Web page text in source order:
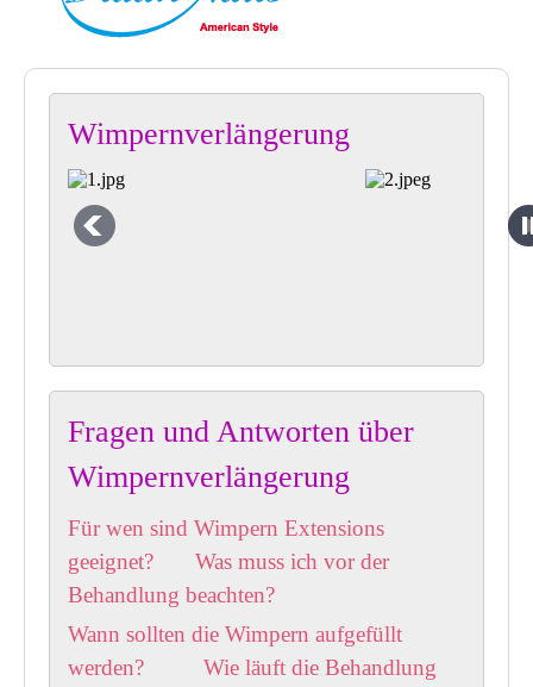
Wimpernverlängerung
Fragen und Antworten über
Wimpernverlängerung
Für wen sind Wimpern Extensions
geeignet?
Was muss ich vor der
Behandlung beachten?
Wann sollten die Wimpern aufgefüllt
werden?
Wie läuft die Behandlung